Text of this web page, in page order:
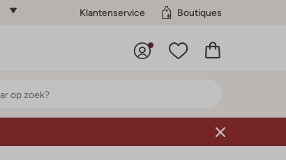
Klantenservice Boutiques